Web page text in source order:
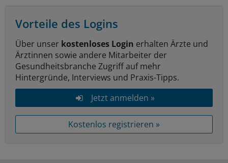
Vorteile des Logins
Über unser kostenloses Login erhalten Ärzte und
Ärztinnen sowie andere Mitarbeiter der
Gesundheitsbranche Zugriff auf mehr
Hintergründe, Interviews und Praxis-Tipps.
Jetzt anmelden »
Kostenlos registrieren »